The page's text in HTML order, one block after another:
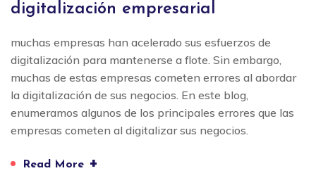
digitalización empresarial
muchas empresas han acelerado sus esfuerzos de
digitalización para mantenerse a flote. Sin embargo,
muchas de estas empresas cometen errores al abordar
la digitalización de sus negocios. En este blog,
enumeramos algunos de los principales errores que las
empresas cometen al digitalizar sus negocios.
Read More +